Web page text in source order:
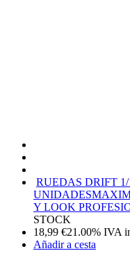
RUEDAS DRIFT
UNIDADES
Y LOOK
STOCK
18,99 €21.00% IVA
Añadir a cesta